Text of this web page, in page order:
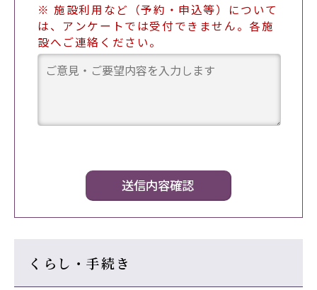
※ 施設利用など（予約・申込等）について
は、アンケートでは受付できません。各施
設へご連絡ください。
くらし・手続き